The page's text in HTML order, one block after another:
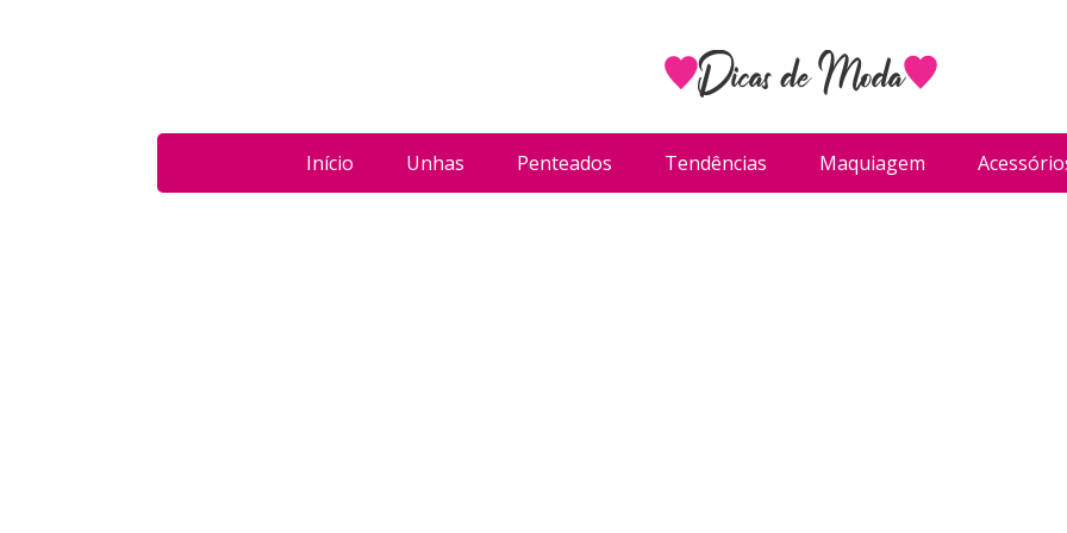
Início Unhas Penteados Tendências Maquiagem